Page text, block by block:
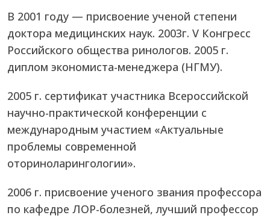
В 2001 году — присвоение ученой степени
доктора медицинских наук. 2003г. V Конгресс
Российского общества ринологов. 2005 г.
диплом экономиста-менеджера (НГМУ).
2005 г. сертификат участника Всероссийской
научно-практической конференции с
международным участием «Актуальные
проблемы современной
оториноларингологии».
2006 г. присвоение ученого звания профессора
по кафедре ЛОР-болезней, лучший профессор